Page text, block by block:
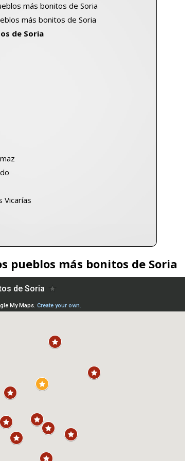
más bonitos de Soria
más bonitos de Soria
de Soria
Vicarías
pueblos más bonitos de Soria